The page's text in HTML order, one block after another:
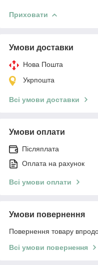
Приховати
Умови доставки
Нова Пошта
Укрпошта
Всі умови доставки
Умови оплати
Післяплата
Оплата на рахунок
Всі умови оплати
Умови повернення
Повернення товару
Всі умови повернення